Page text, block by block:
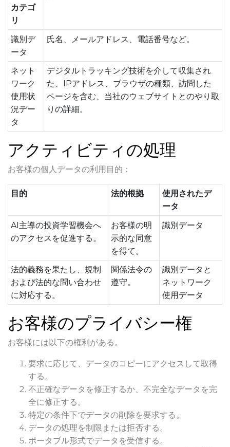
カテゴ
リ
識別デ
ータ
氏名、メールアドレス、電話番号など。
ネット
ワーク
使用状
況デー
タ
デジタルトラッキング技術を介して収集され
た、IPアドレス、ブラウザの種類、訪問した
ページを含む、当社のウェブサイトとのやり取
りの詳細。
アクティビティの処理
お客様の個人データの利用目的：
目的 法的根拠
使用されたデ
ータ
AI主導の投資学習機会へ
のアクセスを促進する。
お客様の明
示的な同意
を得て。
識別データ
法的義務を果たし、規制
および法的な問い合わせ
に対応する。
関係法令の
遵守。
識別データと
ネットワーク
使用データ
お客様のプライバシー権
お客様には以下の権利がある。
要求に応じて、データのコピーにアクセスして取得
する。
不正確なデータを修正するか、不完全なデータを完
全に修正する。
特定の条件下でデータの削除を要求する。
データの処理を制限または拒否する。
ポータブル形式でデータを受信する。